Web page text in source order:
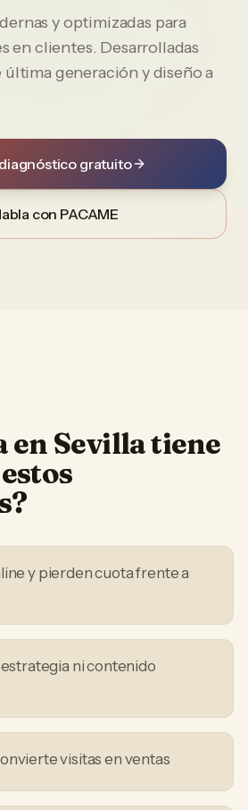
y optimizadas para
en clientes. Desarrolladas
generación y diseño a
gratuito
con PACAME
en Sevillatiene
y pierden cuota frente a
ni contenido
visitas en ventas